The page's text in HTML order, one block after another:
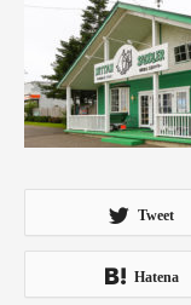
Tweet
Hatena